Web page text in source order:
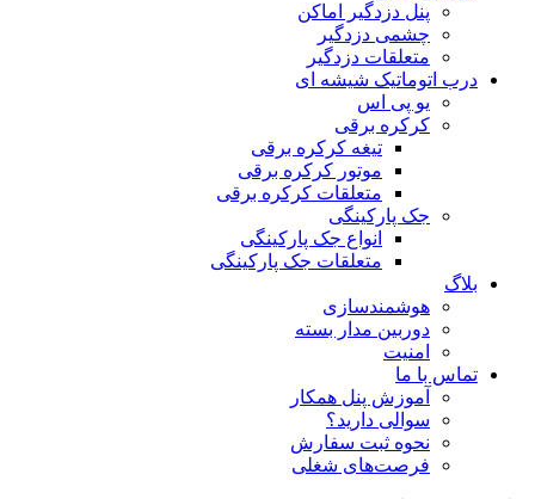
پنل دزدگیر اماکن
چشمی دزدگیر
متعلقات دزدگیر
درب اتوماتیک شیشه ای
یو پی اس
کرکره برقی
تیغه کرکره برقی
موتور کرکره برقی
متعلقات کرکره برقی
جک پارکینگی
انواع جک پارکینگی
متعلقات جک پارکینگی
بلاگ
هوشمندسازی
دوربین مدار بسته
امنیت
تماس با ما
آموزش پنل همکار
سوالی دارید؟
نحوه ثبت سفارش
فرصت‌های شغلی